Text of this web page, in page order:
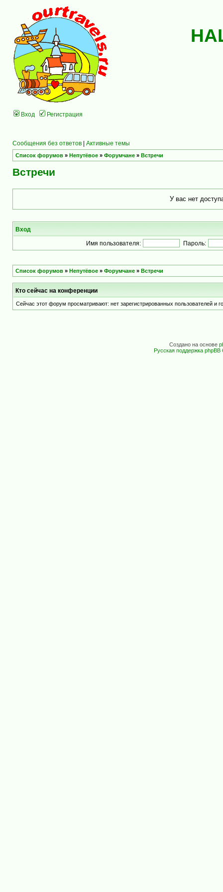
Вход Регистрация
Сообщения без ответов | Активные темы
Список форумов » Непутёвое » Форумчане » Встречи
Встречи
У вас нет
Вход
Имя пользователя: Пароль:
Список форумов » Непутёвое » Форумчане » Встречи
Кто сейчас на конференции
Сейчас этот форум просматривают: нет зарегистрированных пользователей и
Создано на основе
Русская поддержка phpBB